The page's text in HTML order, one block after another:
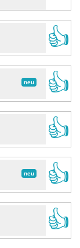
👍
neu
👍
👍
neu
👍
👍